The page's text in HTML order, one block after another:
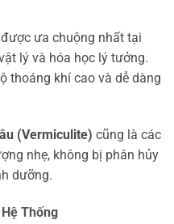
ưa chuộng nhất tại
lý và hóa học lý tưởng.
thoáng khí cao và dễ dàng
(Vermiculite) cũng là các
nhẹ, không bị phân hủy
dưỡng.
Thống